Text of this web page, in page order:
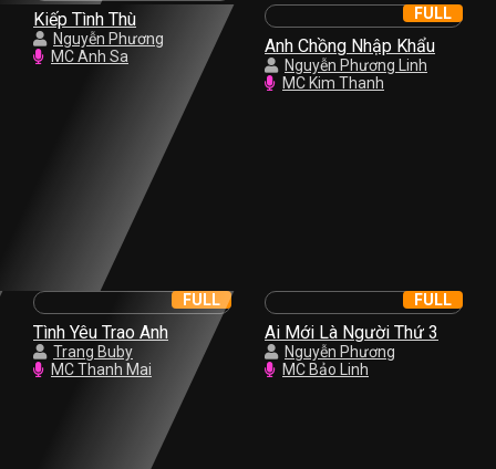
Kiếp Tình Thù
Nguyễn Phương
MC Anh Sa
Anh Chồng Nhập Khẩu
Nguyễn Phương Linh
MC Kim Thanh
FULL
Tình Yêu Trao Anh
Trang Buby
MC Thanh Mai
FULL
Ai Mới Là Người Thứ 3
Nguyễn Phương
MC Bảo Linh
FULL